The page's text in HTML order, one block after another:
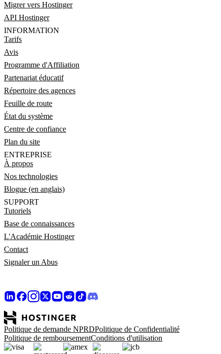
Migrer vers Hostinger
API Hostinger
INFORMATION
Tarifs
Avis
Programme d'Affiliation
Partenariat éducatif
Répertoire des agences
Feuille de route
État du système
Centre de confiance
Plan du site
ENTREPRISE
À propos
Nos technologies
Blogue (en anglais)
SUPPORT
Tutoriels
Base de connaissances
L'Académie Hostinger
Contact
Signaler un Abus
Politique de demande NPRDPolitique de Confidentialité
Politique de remboursementConditions d'utilisation